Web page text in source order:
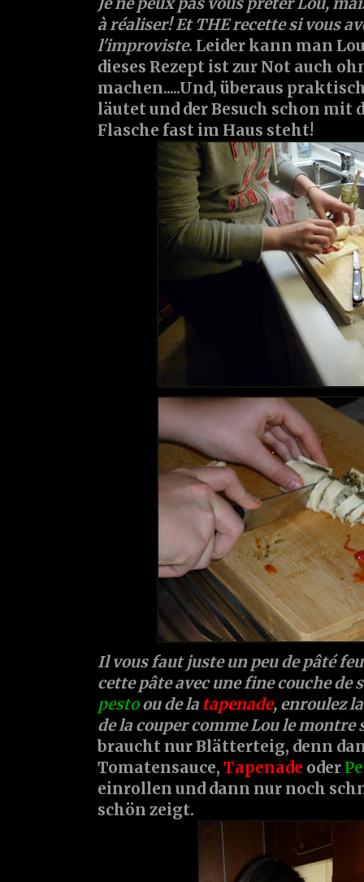
à réaliser! Et THE recette si vous
l'improviste. Leider kann man
dieses Rezept ist zur Not auch
machen.....Und, überaus
läutet und der Besuch schon mit
Flasche fast im Haus steht!
Il vous faut juste un peu de pâté
cette pâte avec une fine couche de
pestoou de la tapenade, enroulez
de la couper comme Lou le montre
braucht nur Blätterteig, denn
Tomatensauce, Tapenade oder
einrollen und dann nur noch
schön zeigt.